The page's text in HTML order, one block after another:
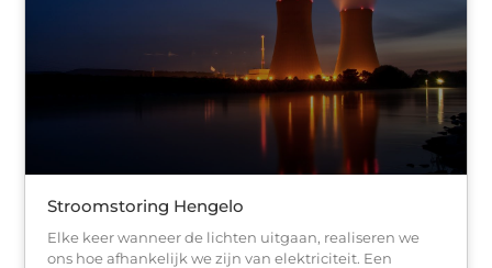
Stroomstoring Hengelo
Elke keer wanneer de lichten uitgaan, realiseren we
ons hoe afhankelijk we zijn van elektriciteit. Een